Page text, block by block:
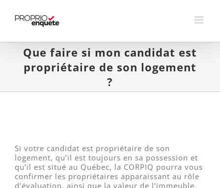
content
Que faire si mon candidat est
propriétaire de son logement
?
Si votre candidat est propriétaire de son
logement, qu’il est toujours en sa possession et
qu’il est situé au Québec, la CORPIQ pourra vous
confirmer les propriétaires apparaissant au rôle
d’évaluation, ainsi que la valeur de l’immeuble.